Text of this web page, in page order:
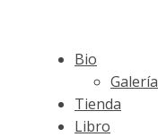
Bio
Galería
Tienda
Libro